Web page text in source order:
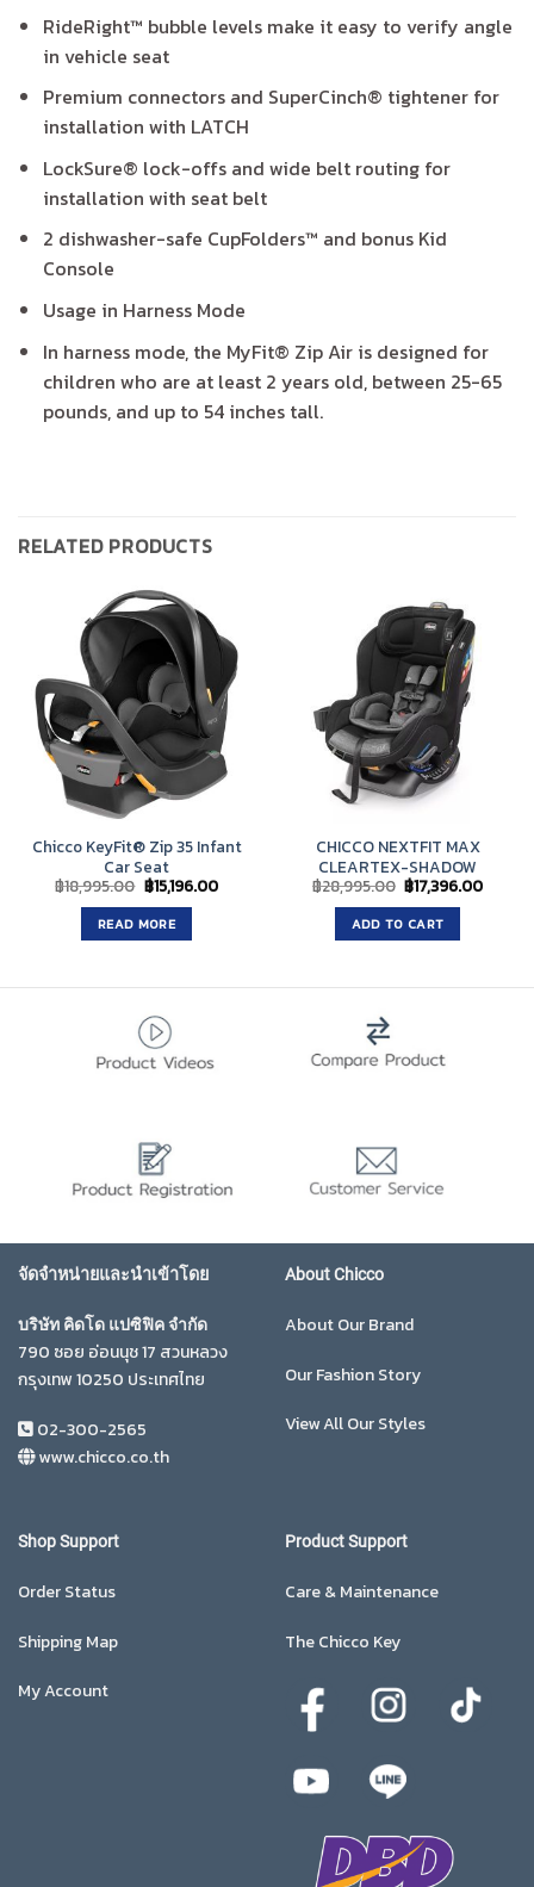
RideRight™ bubble levels make it easy to verify angle
in vehicle seat
Premium connectors and SuperCinch® tightener for
installation with LATCH
LockSure® lock-offs and wide belt routing for
installation with seat belt
2 dishwasher-safe CupFolders™ and bonus Kid
Console
Usage in Harness Mode
In harness mode, the MyFit® Zip Air is designed for
children who are at least 2 years old, between 25-65
pounds, and up to 54 inches tall.
RELATED PRODUCTS
Chicco KeyFit® Zip 35 Infant
Car Seat
฿18,995.00 Original
price
was:
฿18,995.00.
฿15,196.00Current
READ MORE
CHICCO NEXTFIT MAX
CLEARTEX-SHADOW
฿28,995.00 Original
price
was:
฿28,995.00.
฿17,396.00
ADD TO CART
จัดจำหน่ายและนำเข้าโดย
บริษัท คิดโด แปซิฟิค จำกัด
790 ซอย อ่อนนุช 17 สวนหลวง
กรุงเทพ 10250 ประเทศไทย
02-300-2565
www.chicco.co.th
About Chicco
About Our Brand
Our Fashion Story
View All Our Styles
Shop Support
Order Status
Shipping Map
My Account
Product Support
Care & Maintenance
The Chicco Key